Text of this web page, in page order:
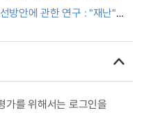
Civil Servants in the
상협업역량의 조절효과
방안에 관한 연구 : "재난"
가를 위해서는 로그인을